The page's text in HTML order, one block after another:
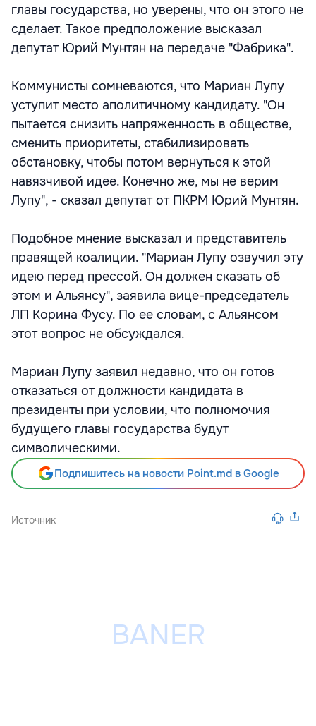
главы государства, но уверены, что он этого не
сделает. Такое предположение высказал
депутат Юрий Мунтян на передаче "Фабрика".
Коммунисты сомневаются, что Мариан Лупу
уступит место аполитичному кандидату. "Он
пытается снизить напряженность в обществе,
сменить приоритеты, стабилизировать
обстановку, чтобы потом вернуться к этой
навязчивой идее. Конечно же, мы не верим
Лупу", - сказал депутат от ПКРМ Юрий Мунтян.
Подобное мнение высказал и представитель
правящей коалиции. "Мариан Лупу озвучил эту
идею перед прессой. Он должен сказать об
этом и Альянсу", заявила вице-председатель
ЛП Корина Фусу. По ее словам, с Альянсом
этот вопрос не обсуждался.
Мариан Лупу заявил недавно, что он готов
отказаться от должности кандидата в
президенты при условии, что полномочия
будущего главы государства будут
символическими.
Подпишитесь на новости Point.md в Google
Источник